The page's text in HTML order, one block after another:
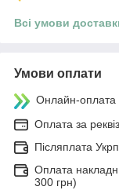
Всі умови
Умови оплати
Онлайн-оплата
Оплата за
Післяплата
Оплата
300 грн)